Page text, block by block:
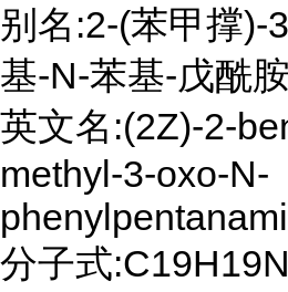
别名:2-(苯甲撑)-
基-N-苯基-戊酰
英文名:(2Z)-2-
methyl-3-oxo-N-
分子式